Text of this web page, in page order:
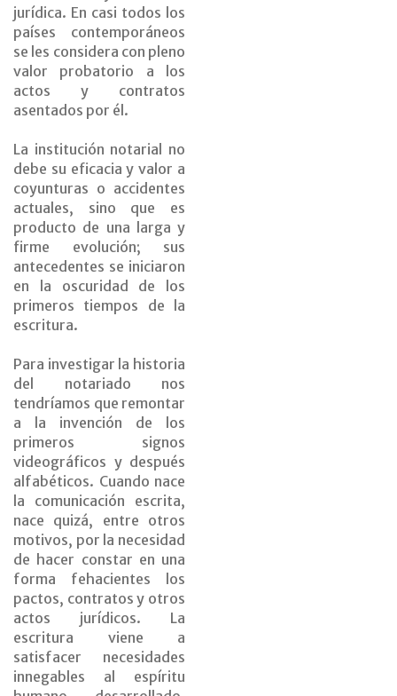
jurídica. En casi todos los
países contemporáneos
se les considera con pleno
valor probatorio a los
actos y contratos
asentados por él.
La institución notarial no
debe su eficacia y valor a
coyunturas o accidentes
actuales, sino que es
producto de una larga y
firme evolución; sus
antecedentes se iniciaron
en la oscuridad de los
primeros tiempos de la
escritura.
Para investigar la historia
del notariado nos
tendríamos que remontar
a la invención de los
primeros signos
videográficos y después
alfabéticos. Cuando nace
la comunicación escrita,
nace quizá, entre otros
motivos, por la necesidad
de hacer constar en una
forma fehacientes los
pactos, contratos y otros
actos jurídicos. La
escritura viene a
satisfacer necesidades
innegables al espíritu